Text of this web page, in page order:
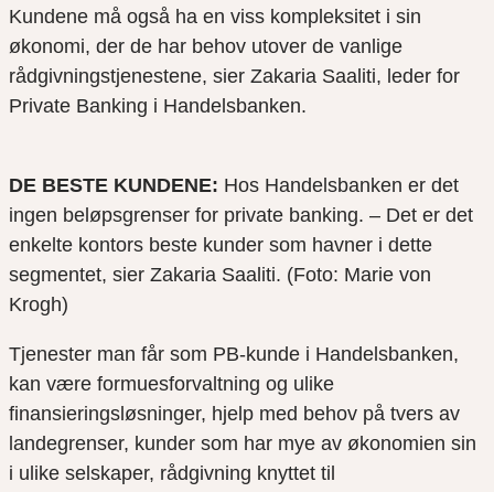
Kundene må også ha en viss kompleksitet i sin
økonomi, der de har behov utover de vanlige
rådgivningstjenestene, sier Zakaria Saaliti, leder for
Private Banking i Handelsbanken.
DE BESTE KUNDENE: Hos Handelsbanken er det
ingen beløpsgrenser for private banking. – Det er det
enkelte kontors beste kunder som havner i dette
segmentet, sier Zakaria Saaliti. (Foto: Marie von
Krogh)
Tjenester man får som PB-kunde i Handelsbanken,
kan være formuesforvaltning og ulike
finansieringsløsninger, hjelp med behov på tvers av
landegrenser, kunder som har mye av økonomien sin
i ulike selskaper, rådgivning knyttet til